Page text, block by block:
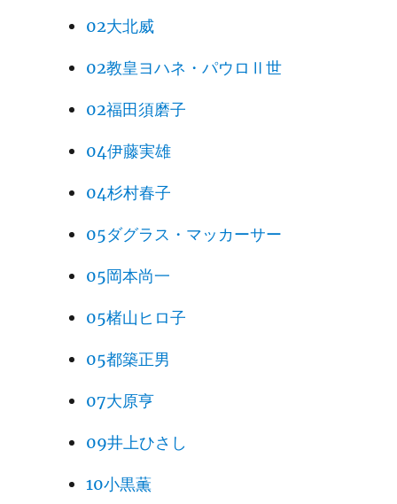
02大北威
02教皇ヨハネ・パウロⅡ世
02福田須磨子
04伊藤実雄
04杉村春子
05ダグラス・マッカーサー
05岡本尚一
05楮山ヒロ子
05都築正男
07大原亨
09井上ひさし
10小黒薫